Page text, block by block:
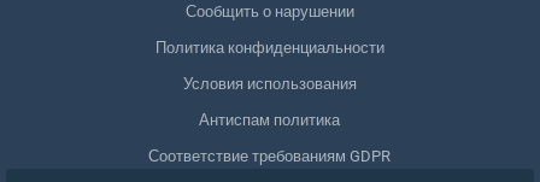
Сообщить о нарушении
Политика конфиденциальности
Условия использования
Антиспам политика
Соответствие требованиям GDPR